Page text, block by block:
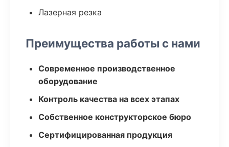
Лазерная резка
Преимущества работы с нами
Современное производственное
оборудование
Контроль качества на всех этапах
Собственное конструкторское бюро
Сертифицированная продукция